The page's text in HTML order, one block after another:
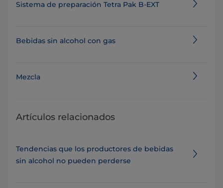
Sistema de preparación Tetra Pak B-EXT
Bebidas sin alcohol con gas
Mezcla
Artículos relacionados
Tendencias que los productores de bebidas
sin alcohol no pueden perderse